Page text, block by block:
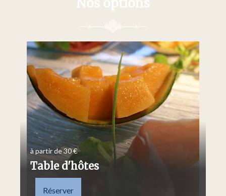
Nos options
à partir de 30 €
Table d'hôtes
Réserver